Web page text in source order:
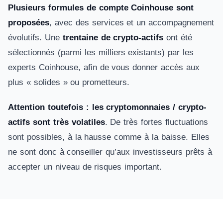
Plusieurs formules de compte Coinhouse sont
proposées, avec des services et un accompagnement
évolutifs. Une trentaine de crypto-actifs ont été
sélectionnés (parmi les milliers existants) par les
experts Coinhouse, afin de vous donner accès aux
plus « solides » ou prometteurs.
Attention toutefois : les cryptomonnaies / crypto-
actifs sont très volatiles. De très fortes fluctuations
sont possibles, à la hausse comme à la baisse. Elles
ne sont donc à conseiller qu’aux investisseurs prêts à
accepter un niveau de risques important.